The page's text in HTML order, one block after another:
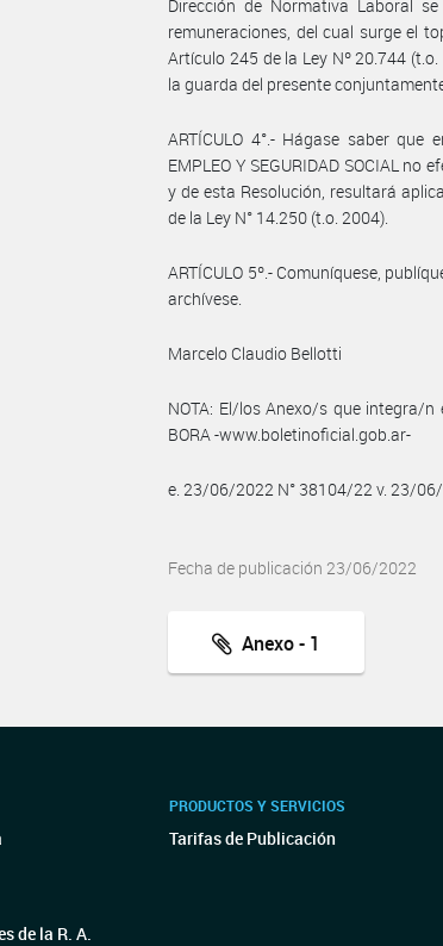
Dirección de Normativa Laboral
remuneraciones, del cual surge el
Artículo 245 de la Ley Nº 20.744
la guarda del presente
ARTÍCULO 4°.- Hágase saber que
EMPLEO Y SEGURIDAD SOCIAL
y de esta Resolución, resultará
de la Ley N° 14.250 (t.o. 2004).
ARTÍCULO 5º.- Comuníquese,
archívese.
Marcelo Claudio Bellotti
NOTA: El/los Anexo/s que integra/
BORA -www.boletinoficial.gob.ar-
e. 23/06/2022 N° 38104/22 v. 23/
Fecha de publicación 23/06/2022
Anexo - 1
de la R. A.
PRODUCTOS Y SERVICIOS
Tarifas de Publicación